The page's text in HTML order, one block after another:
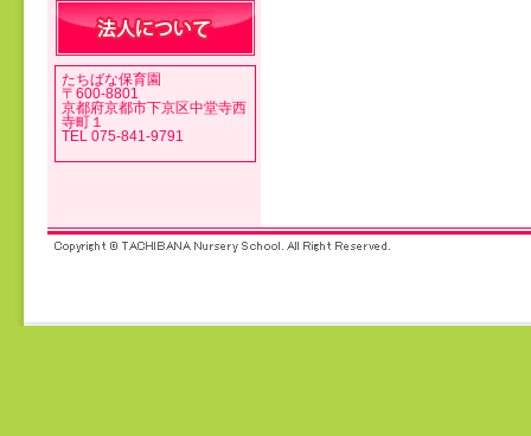
たちばな保育園
〒600-8801
京都府京都市下京区中堂寺西
寺町１
TEL 075-841-9791